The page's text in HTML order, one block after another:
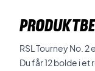
RSL Tourney No.
Du får 12 bolde i et